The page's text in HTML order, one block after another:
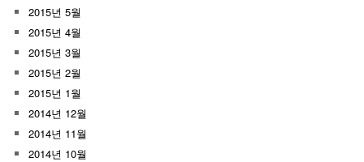
2015년 5월
2015년 4월
2015년 3월
2015년 2월
2015년 1월
2014년 12월
2014년 11월
2014년 10월